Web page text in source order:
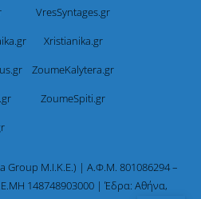
VresSyntages.gr
Xristianika.gr
ZoumeKalytera.gr
ZoumeSpiti.gr
Group Μ.Ι.Κ.Ε.) | Α.Φ.Μ. 801086294 –
148748903000 | Έδρα: Αθήνα,